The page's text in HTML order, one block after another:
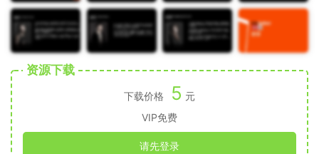
资源下载
下载价格 5 元
VIP免费
请先登录